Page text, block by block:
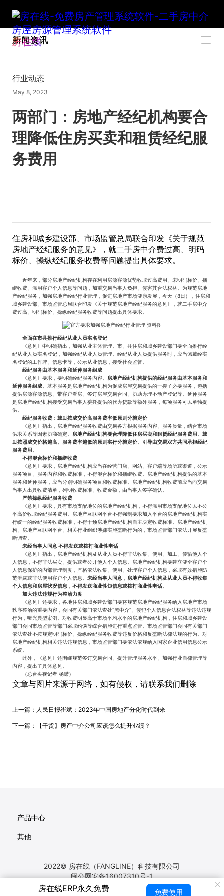
房在线
新闻资讯
行业动态
May 8, 2023
两部门：房地产经纪机构要合
理降低住房买卖和租赁经纪服
务费用
住房和城乡建设部、市场监管总局联合印发《关于规范
房地产经纪服务的意见》，就二手房中介费过高、明码
标价、操纵经纪服务收费等问题提出具体要求。
近年来，部分房地产经纪机构存在利用房源客源优势收取过高费用、未明码标价、捆
绑收费、滥用客户个人信息等问题，加重交易当事人负担、侵害其合法权益。为规范房地
产经纪服务，加强房地产经纪行业管理，促进房地产市场健康发展，今天（8日），住房和
城乡建设部、市场监管总局联合印发《关于规范房地产经纪服务的意见》，就二手房中介
费过高、明码标价、操纵经纪服务收费等问题提出具体要求。
全面在市县推行经纪从业人员实名登记
《意见》中明确指出，加强从业主体管理。市、县住房和城乡建设部门要全面推行经
纪从业人员实名登记，加强经纪从业人员管理。经纪从业人员提供服务时，应当佩戴经实
名登记的工作牌、信息卡等，公示从业信息，接受社会监督。
经纪服务由基本服务和延伸服务组成
《意见》要求，要明确经纪服务内容。 房地产经纪机构提供的经纪服务由基本服务和
延伸服务组成。 基本服务是房地产经纪机构为促成房屋交易提供的一揽子必要服务，包括
提供房源客源信息、带客户看房、签订房屋交易合同、协助办理不动产登记等。延伸服务
是房地产经纪机构接受交易当事人委托提供的代办贷款等额外服务，每项服务可以单独提
供。
经纪服务收费：鼓励按成交价高服务费率低原则分档定价
《意见》指出，房地产经纪服务收费由交易各方根据服务内容、服务质量，结合市场
供求关系等因素协商确定。 房地产经纪机构要合理降低住房买卖和租赁经纪服务费用。鼓
励按照成交价格越高、服务费率越低的原则实行分档定价。引导由交易双方共同承担经纪
服务费用。
不得混合标价和捆绑收费
《意见》要求，房地产经纪机构应当在经营门店、网站、客户端等场所或渠道，公示
服务项目、服务内容和收费标准，不得混合标价和捆绑收费。房地产经纪机构提供的基本
服务和延伸服务，应当分别明确服务项目和收费标准。房地产经纪机构收费前应当向交易
当事人出具收费清单，列明收费标准、收费金额，由当事人签字确认。
严禁操纵经纪服务收费
《意见》要求，具有市场支配地位的房地产经纪机构，不得滥用市场支配地位以不公
平高价收取经纪服务费用。房地产互联网平台不得强制要求加入平台的房地产经纪机构实
行统一的经纪服务收费标准，不得干预房地产经纪机构自主决定收费标准。房地产经纪机
构、房地产互联网平台、相关行业组织涉嫌实施垄断行为的，市场监管部门依法开展反垄
断调查。
未经当事人同意 不得发送或拨打商业性电话
《意见》指出，房地产经纪机构及从业人员不得非法收集、使用、加工、传输他人个
人信息，不得非法买卖、提供或者公开他人个人信息。房地产经纪机构要建立健全客户个
人信息保护的内部管理制度，严格依法收集、使用、处理客户个人信息，采取有效措施防
范泄露或非法使用客户个人信息。 未经当事人同意，房地产经纪机构及从业人员不得收集
个人信息和房屋状况信息，不得发送商业性短信息或拨打商业性电话。
加大违法违规行为整治力度
《意见》还要求，各地住房和城乡建设部门要将规范房地产经纪服务纳入房地产市场
秩序整治的重要内容，会同有关部门依法查处“黑中介”、侵犯个人信息合法权益等违法违规
行为，曝光典型案例。对收费明显高于市场平均水平的房地产经纪机构，住房和城乡建设
部门会同市场监管等部门采取约谈等综合措施进行重点监管。市场监管部门会同有关部门
依法查处不按规定明码标价、操纵经纪服务收费等违反价格和反垄断法律法规的行为。对
房地产经纪机构相关违法违规信息，市场监管部门要依法依规纳入国家企业信用信息公示
系统。
此外，《意见》还围绕规范签订交易合同、提升管理服务水平、加强行业自律管理等
内容，提出了具体意见。
（总台央视记者 杨潇）
文章与图片来源于网络，如有侵权，请联系我们删除
上一篇： 人民日报崔斌：2023年中国房地产分化时代到来
下一篇： 【干货】房产中介公司应该怎么提升业绩？
房在线ERP永久免费 免费使用
产品中心
其他
2022© 房在线（FANGLINE）科技有限公司
闽公网安备16007310号-1